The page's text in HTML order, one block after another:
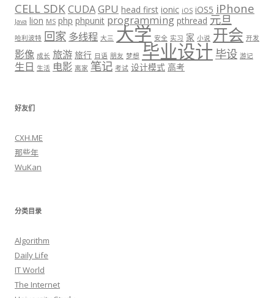
CELL SDKCUDAGPU head first ionic iOS iOS5 iPhone
Java lion MS php phpunit programming pthread 元旦
哈利波特 回家 多线程 大三 大学 安全 实习 家 小说 开会 开发
影像 成长 旅游 旅行 日语 朋友 梦想 毕业设计 毕设 游记
生日 生活 电影 离家 笔记 考试 设计模式 高考
好友们
CXH.ME
那些年
WuKan
分类目录
Algorithm
Daily Life
IT World
The Internet